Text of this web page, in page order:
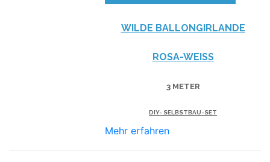
WILDE BALLONGIRLANDE
ROSA-WEISS
3 METER
DIY- SELBSTBAU-SET
Mehr erfahren